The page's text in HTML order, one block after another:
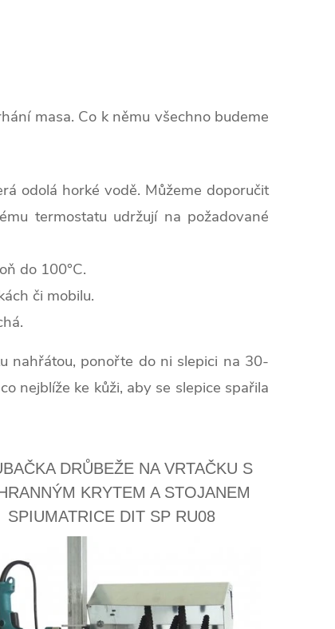
masa. Co k němu všechno budeme
odolá horké vodě. Můžeme doporučit
termostatu udržují na požadované
do 100°C.
či mobilu.
nahřátou, ponořte do ni slepici na 30-
nejblíže ke kůži, aby se slepice spařila